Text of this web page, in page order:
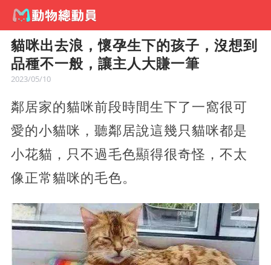
貓咪出去浪，懷孕生下的孩子，沒想到
品種不一般，讓主人大賺一筆
2023/05/10
鄰居家的貓咪前段時間生下了一窩很可
愛的小貓咪，聽鄰居說這幾只貓咪都是
小花貓，只不過毛色顯得很奇怪，不太
像正常貓咪的毛色。